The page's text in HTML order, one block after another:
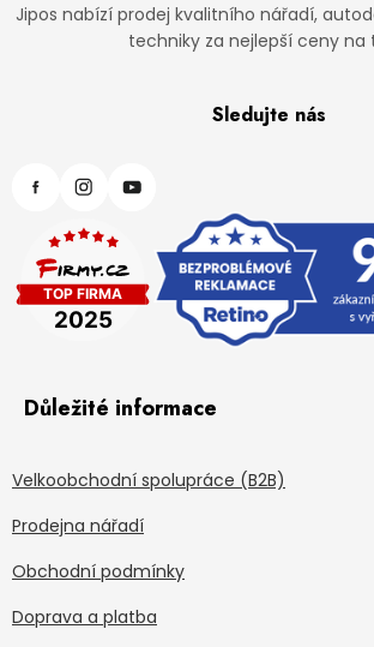
Jipos nabízí prodej kvalitního nářadí,
techniky za nejlepší ceny na
Sledujte nás
Důležité informace
Velkoobchodní spolupráce (B2B)
Prodejna nářadí
Obchodní podmínky
Doprava a platba